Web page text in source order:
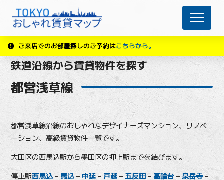
ご来店でのお部屋探しのご予約はこちらから。
鉄道沿線から賃貸物件を探す
都営浅草線
都営浅草線沿線のおしゃれなデザイナーズマンション、リノベ
ーション、高級賃貸物件一覧です。
大田区の西馬込駅から墨田区の押上駅までを結びます。
停車駅西馬込– 馬込–中延– 戸越– 五反田– 高輪台–泉岳寺–